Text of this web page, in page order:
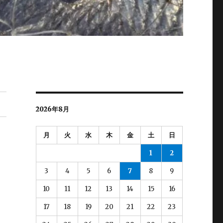
2026年8月
月 火 水 木 金 土 日
1 2
3 4 5 6 7 8 9
10 11 12 13 14 15 16
17 18 19 20 21 22 23